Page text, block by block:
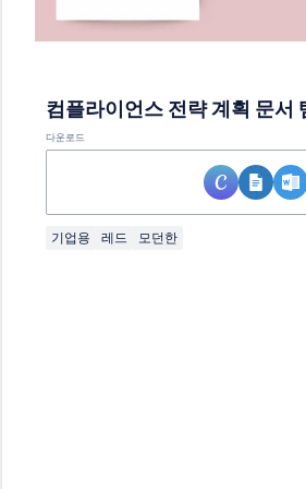
컴플라이언스 전략 계획 문서
다운로드
기업용 레드 모던한